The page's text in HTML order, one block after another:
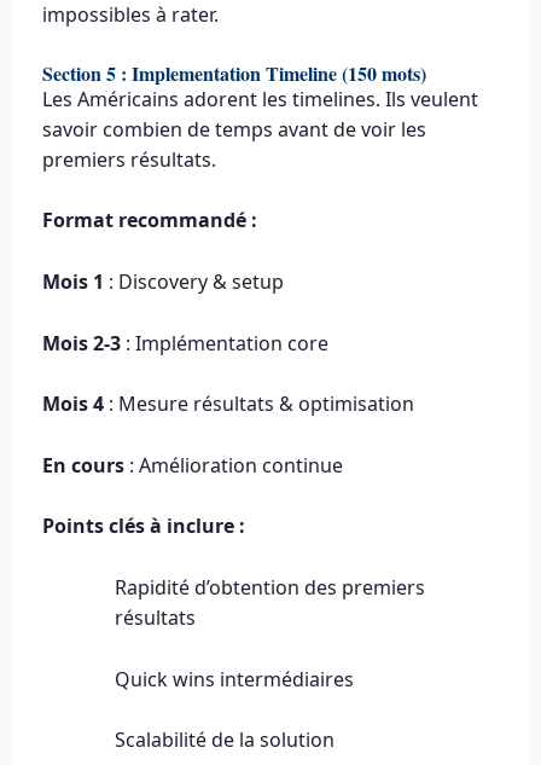
impossibles à rater.
Section 5 : Implementation Timeline (150 mots)
Les Américains adorent les timelines. Ils veulent
savoir combien de temps avant de voir les
premiers résultats.
Format recommandé :
Mois 1 : Discovery & setup
Mois 2-3: Implémentation core
Mois 4 : Mesure résultats & optimisation
En cours: Amélioration continue
Points clés à inclure :
Rapidité d’obtention des premiers
résultats
Quick wins intermédiaires
Scalabilité de la solution